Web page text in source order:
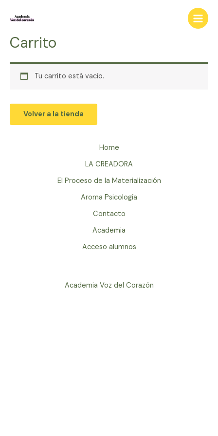
Main
Carrito
Tu carrito está vacío.
Volver a la tienda
Home
LA CREADORA
El Proceso de la Materialización
Aroma Psicología
Contacto
Academia
Acceso alumnos
Academia Voz del Corazón